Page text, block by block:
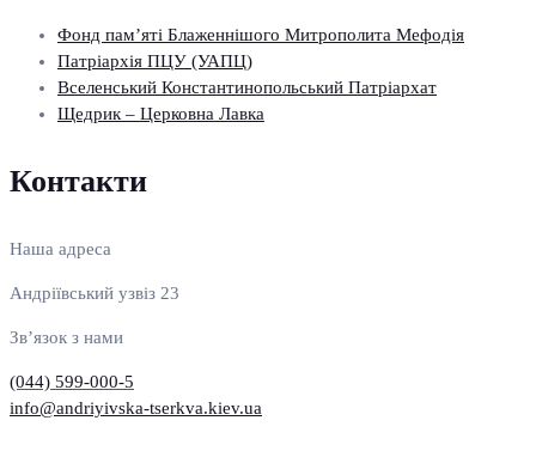
Фонд пам’яті Блаженнішого Митрополита Мефодія
Патріархія ПЦУ (УАПЦ)
Вселенський Константинопольський Патріархат
Щедрик – Церковна Лавка
Контакти
Наша адреса
Андріївський узвіз 23
Зв’язок з нами
(044) 599-000-5
info@andriyivska-tserkva.kiev.ua